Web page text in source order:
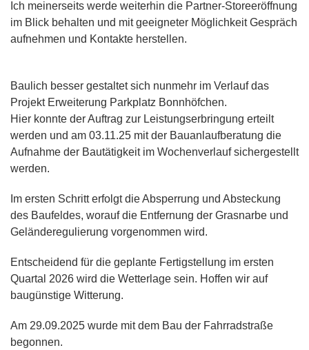
Ich meinerseits werde weiterhin die Partner-Storeeröffnung
im Blick behalten und mit geeigneter Möglichkeit Gespräch
aufnehmen und Kontakte herstellen.
Baulich besser gestaltet sich nunmehr im Verlauf das
Projekt Erweiterung Parkplatz Bonnhöfchen.
Hier konnte der Auftrag zur Leistungserbringung erteilt
werden und am 03.11.25 mit der Bauanlaufberatung die
Aufnahme der Bautätigkeit im Wochenverlauf sichergestellt
werden.
Im ersten Schritt erfolgt die Absperrung und Absteckung
des Baufeldes, worauf die Entfernung der Grasnarbe und
Geländeregulierung vorgenommen wird.
Entscheidend für die geplante Fertigstellung im ersten
Quartal 2026 wird die Wetterlage sein. Hoffen wir auf
baugünstige Witterung.
Am 29.09.2025 wurde mit dem Bau der Fahrradstraße
begonnen.